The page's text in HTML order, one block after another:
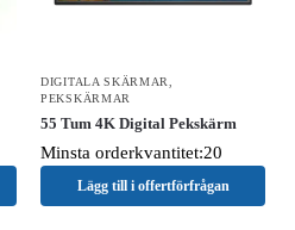
DIGITALA SKÄRMAR
PEKSKÄRMAR
55 Tum 4K Digital Pekskärm
Minsta orderkvantitet:20
Lägg till i offertförfrågan